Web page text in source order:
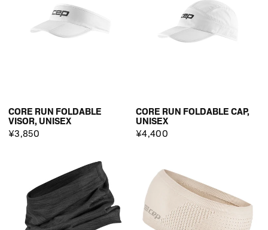
CORE RUN FOLDABLE
VISOR, UNISEX
¥3,850
CORE RUN FOLDABLE CAP,
UNISEX
¥4,400